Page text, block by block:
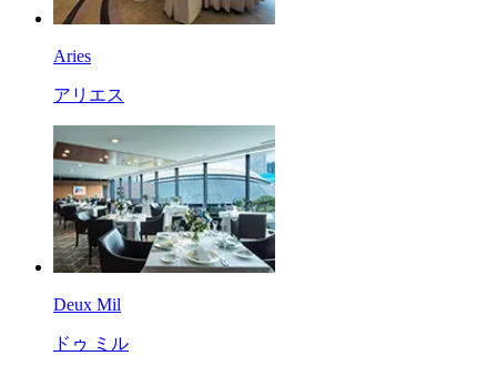
Aries
アリエス
Deux Mil
ドゥ ミル